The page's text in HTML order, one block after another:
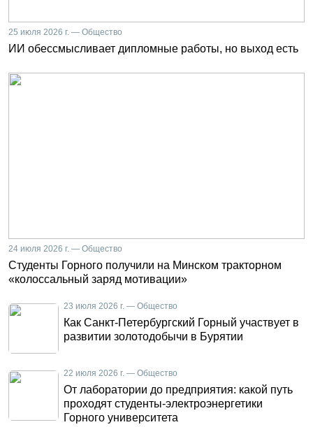
25 июля 2026 г. — Общество
ИИ обессмысливает дипломные работы, но выход есть
24 июля 2026 г. — Общество
Студенты Горного получили на Минском тракторном
«колоссальный заряд мотивации»
23 июля 2026 г. — Общество
Как Санкт-Петербургский Горный участвует в
развитии золотодобычи в Бурятии
22 июля 2026 г. — Общество
От лаборатории до предприятия: какой путь
проходят студенты-электроэнергетики
Горного университета